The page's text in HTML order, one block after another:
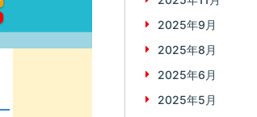
2025年9月
2025年8月
2025年6月
2025年5月